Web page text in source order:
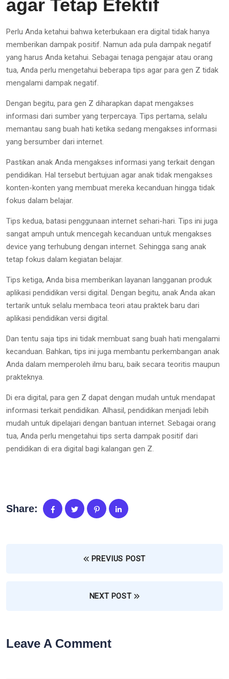
agar Tetap Efektif
Perlu Anda ketahui bahwa keterbukaan era digital tidak hanya
memberikan dampak positif. Namun ada pula dampak negatif
yang harus Anda ketahui. Sebagai tenaga pengajar atau orang
tua, Anda perlu mengetahui beberapa tips agar para gen Z tidak
mengalami dampak negatif.
Dengan begitu, para gen Z diharapkan dapat mengakses
informasi dari sumber yang terpercaya. Tips pertama, selalu
memantau sang buah hati ketika sedang mengakses informasi
yang bersumber dari internet.
Pastikan anak Anda mengakses informasi yang terkait dengan
pendidikan. Hal tersebut bertujuan agar anak tidak mengakses
konten-konten yang membuat mereka kecanduan hingga tidak
fokus dalam belajar.
Tips kedua, batasi penggunaan internet sehari-hari. Tips ini juga
sangat ampuh untuk mencegah kecanduan untuk mengakses
device yang terhubung dengan internet. Sehingga sang anak
tetap fokus dalam kegiatan belajar.
Tips ketiga, Anda bisa memberikan layanan langganan produk
aplikasi pendidikan versi digital. Dengan begitu, anak Anda akan
tertarik untuk selalu membaca teori atau praktek baru dari
aplikasi pendidikan versi digital.
Dan tentu saja tips ini tidak membuat sang buah hati mengalami
kecanduan. Bahkan, tips ini juga membantu perkembangan anak
Anda dalam memperoleh ilmu baru, baik secara teoritis maupun
prakteknya.
Di era digital, para gen Z dapat dengan mudah untuk mendapat
informasi terkait pendidikan. Alhasil, pendidikan menjadi lebih
mudah untuk dipelajari dengan bantuan internet. Sebagai orang
tua, Anda perlu mengetahui tips serta dampak positif dari
pendidikan di era digital bagi kalangan gen Z.
Share:
PREVIUS POST
NEXT POST
Leave A Comment